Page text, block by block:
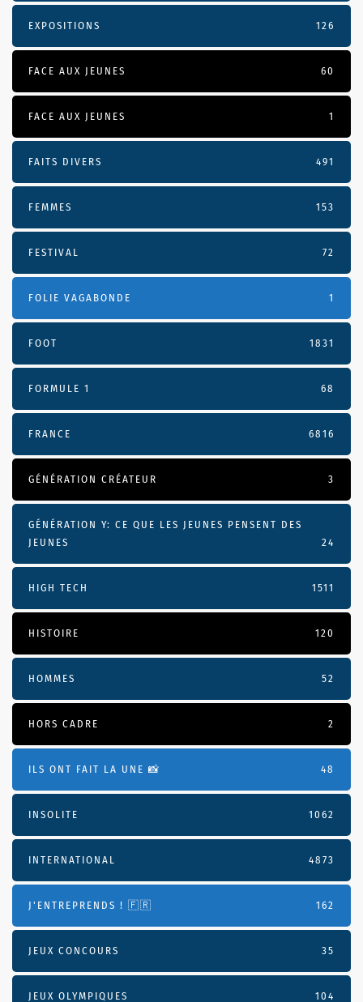
EXPOSITIONS 126
FACE AUX JEUNES 60
FACE AUX JEUNES 1
FAITS DIVERS 491
FEMMES 153
FESTIVAL 72
FOLIE VAGABONDE 1
FOOT 1831
FORMULE 1 68
FRANCE 6816
GÉNÉRATION CRÉATEUR 3
GÉNÉRATION Y: CE QUE LES JEUNES PENSENT DES
JEUNES
24
HIGH TECH 1511
HISTOIRE 120
HOMMES 52
HORS CADRE 2
ILS ONT FAIT LA UNE 📸 48
INSOLITE 1062
INTERNATIONAL 4873
J'ENTREPRENDS ! 🇫🇷 162
JEUX CONCOURS 35
JEUX OLYMPIQUES 104